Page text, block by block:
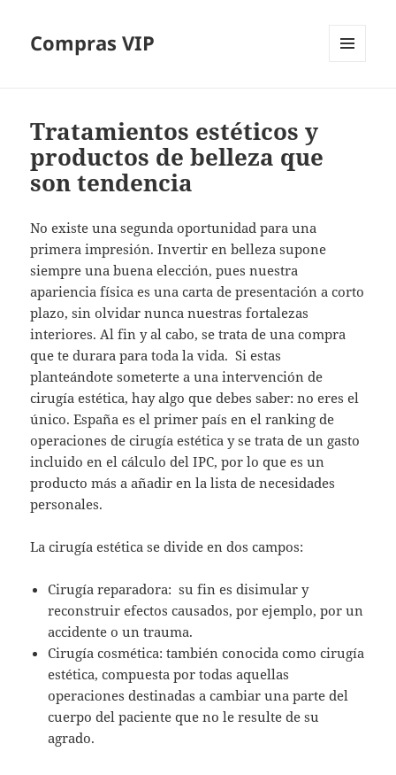
Compras VIP
Tratamientos estéticos y
productos de belleza que
son tendencia
No existe una segunda oportunidad para una
primera impresión. Invertir en belleza supone
siempre una buena elección, pues nuestra
apariencia física es una carta de presentación a corto
plazo, sin olvidar nunca nuestras fortalezas
interiores. Al fin y al cabo, se trata de una compra
que te durara para toda la vida. Si estas
planteándote someterte a una intervención de
cirugía estética, hay algo que debes saber: no eres el
único. España es el primer país en el ranking de
operaciones de cirugía estética y se trata de un gasto
incluido en el cálculo del IPC, por lo que es un
producto más a añadir en la lista de necesidades
personales.
La cirugía estética se divide en dos campos:
Cirugía reparadora: su fin es disimular y
reconstruir efectos causados, por ejemplo, por un
accidente o un trauma.
Cirugía cosmética: también conocida como cirugía
estética, compuesta por todas aquellas
operaciones destinadas a cambiar una parte del
cuerpo del paciente que no le resulte de su
agrado.